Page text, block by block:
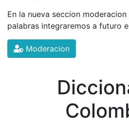
En la nueva seccion
palabras integraremos a futuro
Moderacion